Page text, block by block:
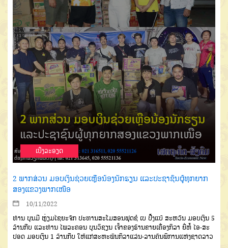
ເບີ່ງລະອຽດ
2 ພາກສ່ວນ ມອບເງິນຊ່ວຍເຫຼືອນ້ອງນັກຮຽນ ແລະປະຊາຊົນຜູ້ທຸກຍາກ
ສອງແຂວງພາກເໜືອ
10/11/2022
ທ່ານ ບຸນມີ ຫຼ່ຽມໄຊຍະຈັກ ປະທານສະໂມສອນຟຸດຊໍ ເບ ປີ້ງແບ້ ສະຫວັນ ມອບເງິນ 5
ລ້ານກີບ ແລະທ່ານ ໄພລະຄອນ ບຸນວິຊຽນ ເຈົ້າຂອງຮ້ານຂາຍເຄື່ອງກິລາ ຍີ່ຫໍ້ ໄອ-ສະ
ປອດ ມອບເງິນ 1 ລ້ານກີບ ໃຫ້ແກ່ສະຫະພັນກິລາແລ່ນ-ລານຄົນພິການແຫ່ງຊາດລາວ